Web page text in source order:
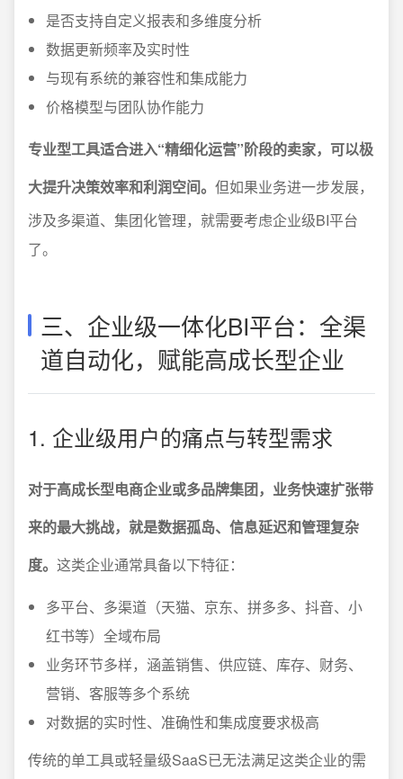
是否支持自定义报表和多维度分析
数据更新频率及实时性
与现有系统的兼容性和集成能力
价格模型与团队协作能力
专业型工具适合进入“精细化运营”阶段的卖家，可以极
大提升决策效率和利润空间。 但如果业务进一步发展，
涉及多渠道、集团化管理，就需要考虑企业级BI平台
了。
三、企业级一体化BI平台：全渠
道自动化，赋能高成长型企业
1. 企业级用户的痛点与转型需求
对于高成长型电商企业或多品牌集团，业务快速扩张带
来的最大挑战，就是数据孤岛、信息延迟和管理复杂
度。 这类企业通常具备以下特征：
多平台、多渠道（天猫、京东、拼多多、抖音、小
红书等）全域布局
业务环节多样，涵盖销售、供应链、库存、财务、
营销、客服等多个系统
对数据的实时性、准确性和集成度要求极高
传统的单工具或轻量级SaaS已无法满足这类企业的需